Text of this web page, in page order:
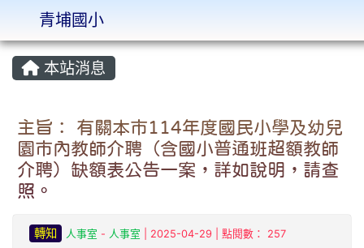
:::
本站消息
主旨： 有關本市114年度國民小學及幼兒
園市內教師介聘（含國小普通班超額教師
介聘）缺額表公告一案，詳如說明，請查
照。
轉知 人事室 - 人事室 | 2025-04-29 | 點閱數： 257
青埔國小